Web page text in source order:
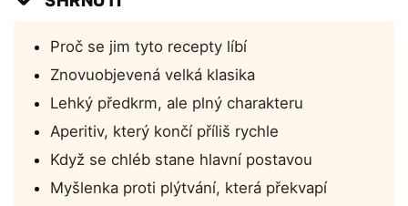
Proč se jim tyto recepty líbí
Znovuobjevená velká klasika
Lehký předkrm, ale plný charakteru
Aperitiv, který končí příliš rychle
Když se chléb stane hlavní postavou
Myšlenka proti plýtvání, která překvapí